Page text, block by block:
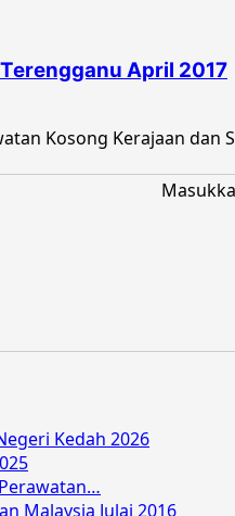
April 2017
Kosong Kerajaan
Kedah 2026
Malaysia Julai 2016